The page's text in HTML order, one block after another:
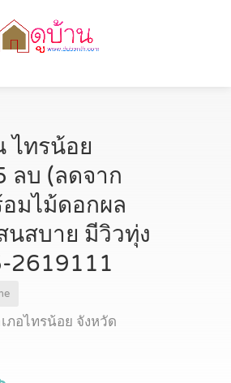
ไทรน้อย
ลบ (ลดจาก
มไม้ดอกผล
สบาย มีวิวทุ่ง
2619111
อไทรน้อย จังหวัด